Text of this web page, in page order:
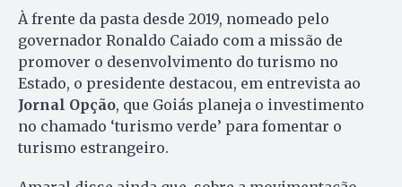
À frente da pasta desde 2019, nomeado pelo
governador Ronaldo Caiado com a missão de
promover o desenvolvimento do turismo no
Estado, o presidente destacou, em entrevista ao
Jornal Opção, que Goiás planeja o investimento
no chamado ‘turismo verde’ para fomentar o
turismo estrangeiro.